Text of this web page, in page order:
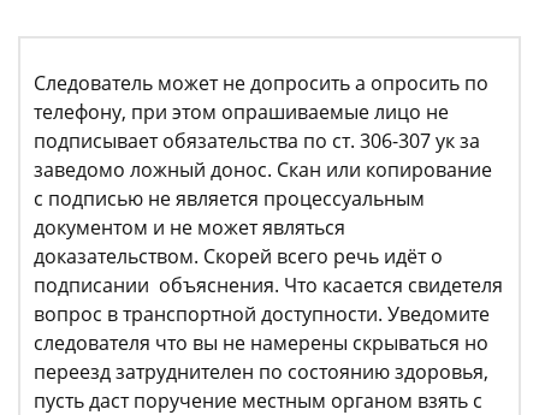
Следователь может не допросить а опросить по
телефону, при этом опрашиваемые лицо не
подписывает обязательства по ст. 306-307 ук за
заведомо ложный донос. Скан или копирование
с подписью не является процессуальным
документом и не может являться
доказательством. Скорей всего речь идёт о
подписании объяснения. Что касается свидетеля
вопрос в транспортной доступности. Уведомите
следователя что вы не намерены скрываться но
переезд затруднителен по состоянию здоровья,
пусть даст поручение местным органом взять с